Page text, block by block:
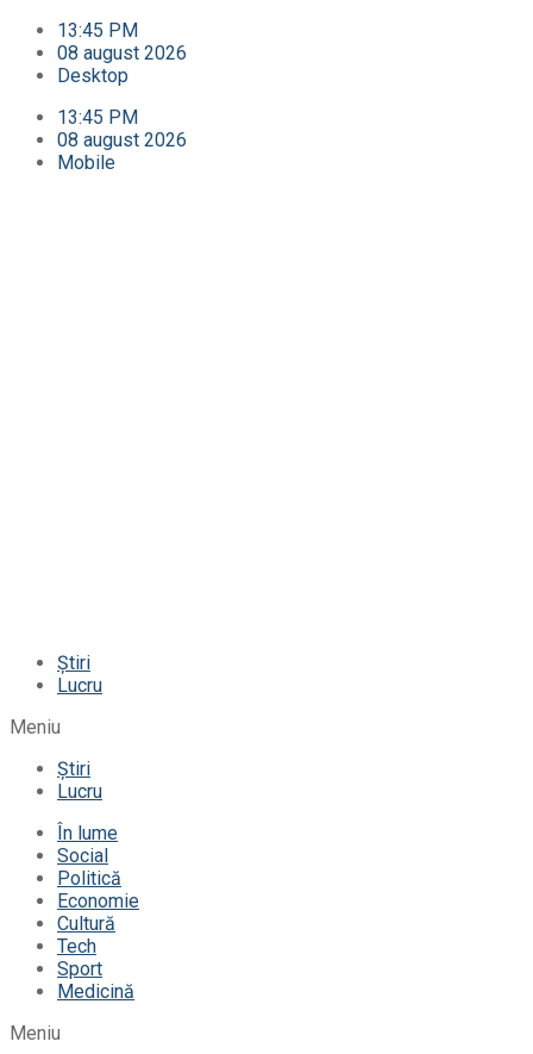
13:45 PM
08 august 2026
Desktop
13:45 PM
08 august 2026
Mobile
Știri
Lucru
Meniu
Știri
Lucru
În lume
Social
Politică
Economie
Cultură
Tech
Sport
Medicină
Meniu